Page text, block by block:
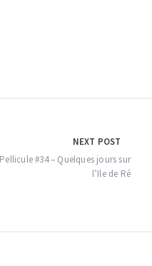
NEXT POST
Pellicule #34 – Quelques jours sur
l’Ile de Ré